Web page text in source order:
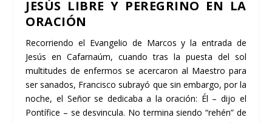
JESÚS LIBRE Y PEREGRINO EN LA
ORACIÓN
Recorriendo el Evangelio de Marcos y la entrada de
Jesús en Cafarnaúm, cuando tras la puesta del sol
multitudes de enfermos se acercaron al Maestro para
ser sanados, Francisco subrayó que sin embargo, por la
noche, el Señor se dedicaba a la oración: Él – dijo el
Pontífice – se desvincula. No termina siendo “rehén” de